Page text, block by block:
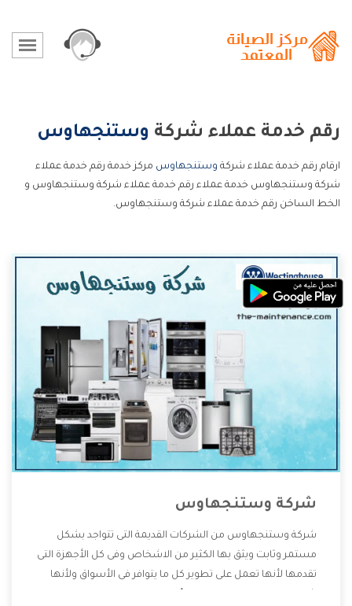
رقم خدمة عملاء شركة وستنجهاوس
ارقام رقم خدمة عملاء شركة وستنجهاوس مركز خدمة رقم خدمة عملاء
شركة وستنجهاوس خدمة عملاء رقم خدمة عملاء شركة وستنجهاوس و
الخط الساخن رقم خدمة عملاء شركة وستنجهاوس.
شركة وستنجهاوس
شركة وستنجهاوس من الشركات القديمة التى تتواجد بشكل
مستمر وثابت ويثق بها الكثير من الاشخاص وفى كل الأجهزة التى
تقدمها لأنها تعمل على تطوير كل ما يتوافر فى الأسواق ولأنها